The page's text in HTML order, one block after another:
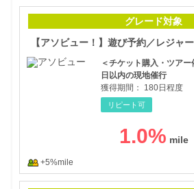
グレード対象
＜チケット購入・ツア
日以内の現地催行
獲得期間：
180日程度
リピート可
1.0%
+5%mile